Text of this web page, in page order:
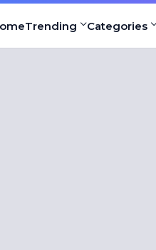
Trending Categories